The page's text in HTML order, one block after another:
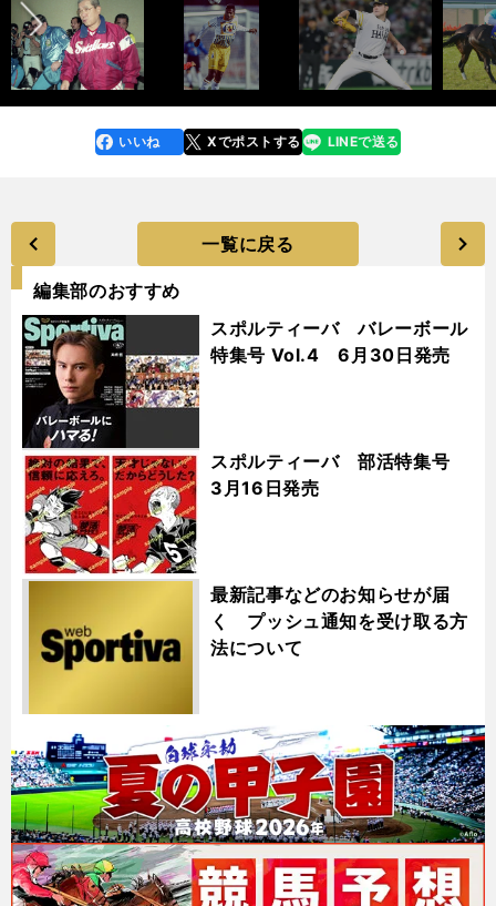
faceboo
k
いいね Xでポストする
line LINEで送る
一覧に戻る
編集部のおすすめ
スポルティーバ バレーボール
特集号 Vol.4 6月30日発売
スポルティーバ 部活特集号
3月16日発売
最新記事などのお知らせが届
く プッシュ通知を受け取る方
法について